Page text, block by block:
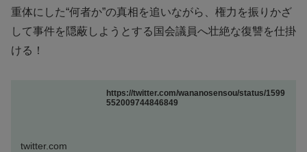
重体にした“何者か”の真相を追いながら、権力を振りかざ
して事件を隠蔽しようとする国会議員へ壮絶な復讐を仕掛
ける！
https://twitter.com/wananosensou/status/1599
552009744846849
twitter.com